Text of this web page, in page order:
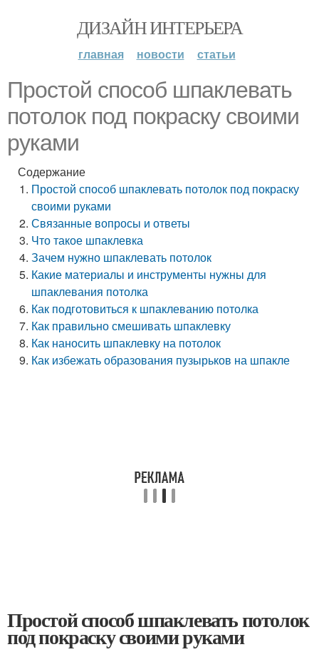
ДИЗАЙН ИНТЕРЬЕРА
главная новости статьи
Простой способ шпаклевать
потолок под покраску своими
руками
Содержание
Простой способ шпаклевать потолок под покраску
своими руками
Связанные вопросы и ответы
Что такое шпаклевка
Зачем нужно шпаклевать потолок
Какие материалы и инструменты нужны для
шпаклевания потолка
Как подготовиться к шпаклеванию потолка
Как правильно смешивать шпаклевку
Как наносить шпаклевку на потолок
Как избежать образования пузырьков на шпакле
Простой способ шпаклевать потолок
под покраску своими руками